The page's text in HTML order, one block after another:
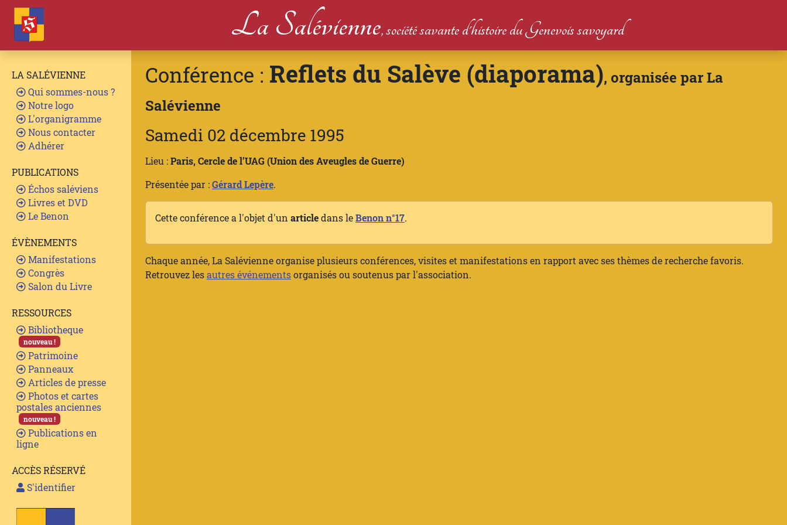
La Salévienne, société savante d'histoire du Genevois savoyard
LA SALÉVIENNE
Qui sommes-nous ?
Notre logo
L'organigramme
Nous contacter
Adhérer
PUBLICATIONS
Échos saléviens
Livres et DVD
Le Benon
ÉVÈNEMENTS
Manifestations
Congrès
Salon du Livre
RESSOURCES
Bibliotheque
nouveau !
Patrimoine
Panneaux
Articles de presse
Photos et cartes
postales anciennes
nouveau !
Publications en
ligne
ACCÈS RÉSERVÉ
S'identifier
Conférence : Reflets du Salève (diaporama), organisée par La
Salévienne
Samedi 02 décembre 1995
Lieu :Paris, Cercle de l’UAG (Union des Aveugles de Guerre)
Présentée par :Gérard Lepère.
Cette conférence a l'objet d'un articledans leBenon n°17.
Chaque année, La Salévienne organise plusieurs conférences, visites et manifestations en rapport avec ses thèmes de recherche favoris.
Retrouvez lesautres événementsorganisés ou soutenus par l'association.